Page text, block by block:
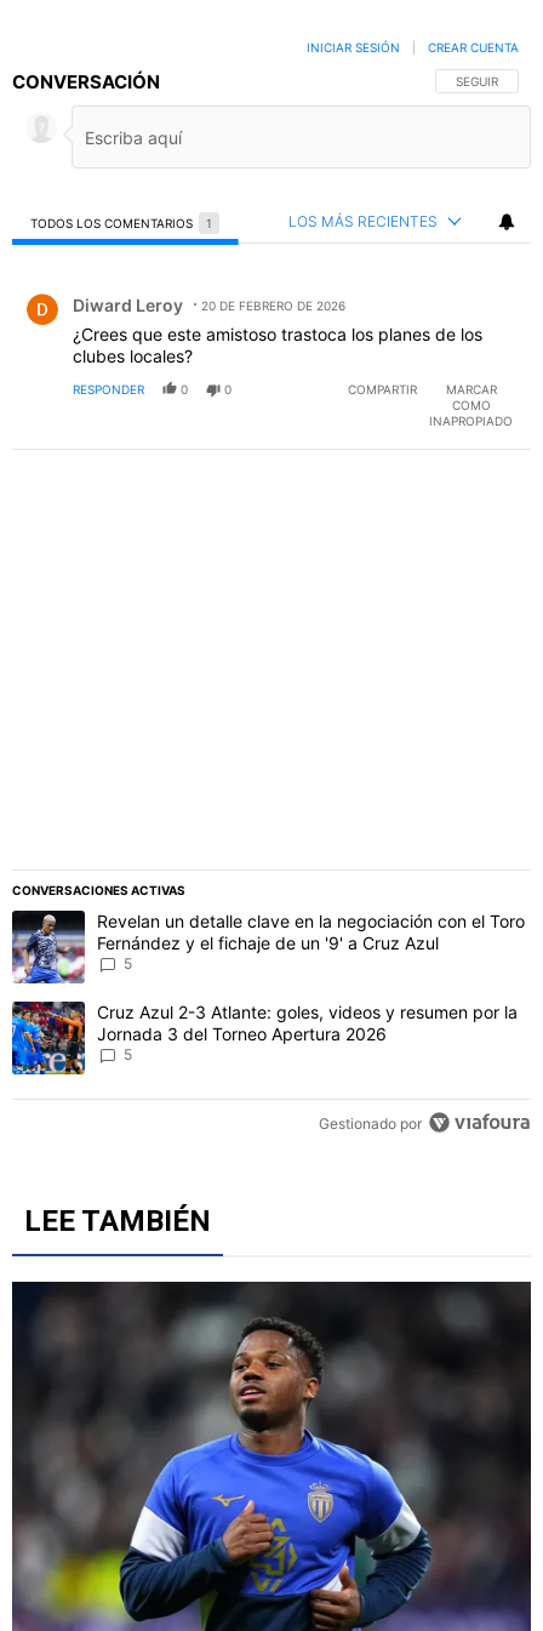
CONVERSACIÓN SIGA ESTA
SEGUIR
INICIAR SESIÓN CREAR CUENTA
TODOS LOS COMENTARIOS 1 LOS MÁS RECIENTES
Diward Leroy 20 DE FEBRERO DE 2026
¿Crees que este amistoso trastoca los planes de los
clubes locales?
RESPONDER 0 0 COMPARTIR
MARCAR
COMO
INAPROPIADO
CONVERSACIONES ACTIVAS
Este listado muestra los artículos con más comentarios en los
Un artículo de tendencia con el título "Revelan un detalle clave
Revelan un detalle clave en la negociación con el Toro
Fernández y el fichaje de un '9' a Cruz Azul
5
Un artículo de tendencia con el título "Cruz Azul 2-3 Atlante:
Cruz Azul 2-3 Atlante: goles, videos y resumen por la
Jornada 3 del Torneo Apertura 2026
5
Gestionado por
LEE TAMBIÉN